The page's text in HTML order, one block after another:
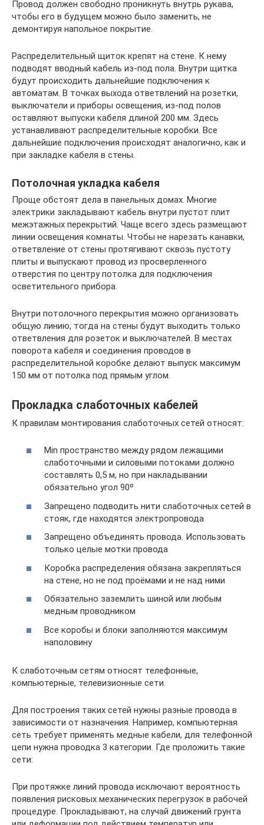
Провод должен свободно проникнуть внутрь рукава,
чтобы его в будущем можно было заменить, не
демонтируя напольное покрытие.
Распределительный щиток крепят на стене. К нему
подводят вводный кабель из-под пола. Внутри щитка
будут происходить дальнейшие подключения к
автоматам. В точках выхода ответвлений на розетки,
выключатели и приборы освещения, из-под полов
оставляют выпуски кабеля длиной 200 мм. Здесь
устанавливают распределительные коробки. Все
дальнейшие подключения происходят аналогично, как и
при закладке кабеля в стены.
Потолочная укладка кабеля
Проще обстоят дела в панельных домах. Многие
электрики закладывают кабель внутри пустот плит
межэтажных перекрытий. Чаще всего здесь размещают
линии освещения комнаты. Чтобы не нарезать канавки,
ответвление от стены протягивают сквозь пустоту
плиты и выпускают провод из просверленного
отверстия по центру потолка для подключения
осветительного прибора.
Внутри потолочного перекрытия можно организовать
общую линию, тогда на стены будут выходить только
ответвления для розеток и выключателей. В местах
поворота кабеля и соединения проводов в
распределительной коробке делают выпуск максимум
150 мм от потолка под прямым углом.
Прокладка слаботочных кабелей
К правилам монтирования слаботочных сетей относят:
Min пространство между рядом лежащими
слаботочными и силовыми потоками должно
составлять 0,5 м, но при накладывании
обязательно угол 90º
Запрещено подводить нити слаботочных сетей в
стояк, где находятся электропровода
Запрещено объединять провода. Использовать
только целые мотки провода
Коробка распределения обязана закрепляться
на стене, но не под проёмами и не над ними
Обязательно заземлить шиной или любым
медным проводником
Все коробы и блоки заполняются максимум
наполовину
К слаботочным сетям относят телефонные,
компьютерные, телевизионные сети.
Для построения таких сетей нужны разные провода в
зависимости от назначения. Например, компьютерная
сеть требует применять медные кабели, для телефонной
цепи нужна проводка 3 категории. Где проложить такие
сети:
При протяжке линий провода исключают вероятность
появления рисковых механических перегрузок в рабочей
процедуре. Прокладывают, на случай движений грунта